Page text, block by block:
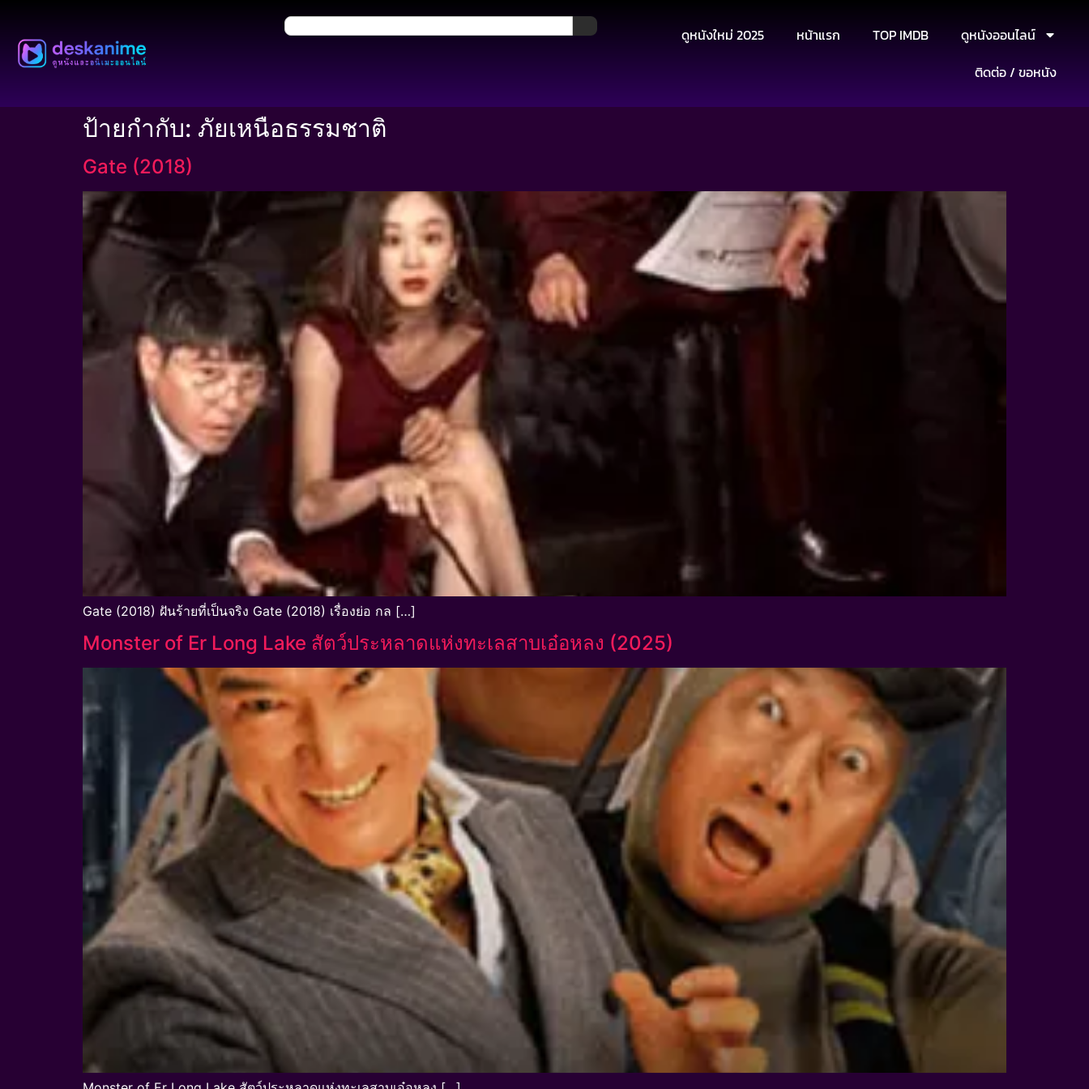
ดูหนังใหม่ 2025 หน้าแรก TOP IMDB
ดูหนังออนไลน์
ติดต่อ / ขอหนัง
ป้ายกำกับ: ภัยเหนือธรรมชาติ
Gate (2018)
Gate (2018) ฝันร้ายที่เป็นจริง Gate (2018) เรื่องย่อ กล […]
Monster of Er Long Lake สัตว์ประหลาดแห่งทะเลสาบเอ๋อหลง (2025)